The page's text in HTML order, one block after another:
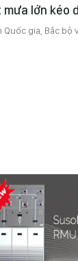
lớn kéo
gia, Bắc bộ